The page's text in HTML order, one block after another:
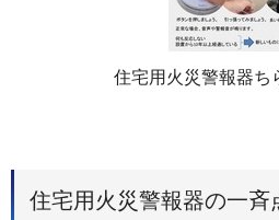
住宅用火災警報器ち
住宅用火災警報器の一斉